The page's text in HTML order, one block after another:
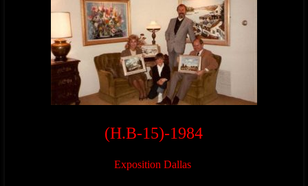
(H.B-15)-1984
Exposition Dallas